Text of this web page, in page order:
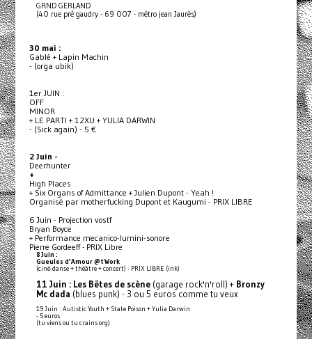
GRND GERLAND
(40 rue pré gaudry - 69 007 - métro jean Jaurès)
30 mai :
Gablé + Lapin Machin
- (orga ubik)
1er JUIN :
OFF
MINOR
+ LE PARTI + 12XU + YULIA DARWIN
- (Sick again) - 5 €
2 Juin -
Deerhunter
+
High Places
+ Six Organs of Admittance + Julien Dupont - Yeah !
Organisé par motherfucking Dupont et Kaugumi - PRIX LIBRE
6 Juin - Projection vostf
Bryan Boyce
+ Performance mecanico-lumini-sonore
Pierre Gordeeff - PRIX Libre
8 Juin :
Gueules d'Amour @t Work
(ciné-danse + théâtre + concert) - PRIX LIBRE (ink)
11 Juin : Les Bëtes de scène(garage rock'n'roll) + Bronzy
Mc dada (blues punk) - 3 ou 5 euros comme tu veux
19 Juin : Autistic Youth + State Poison + Yulia Darwin
- 5 euros
(tu viens ou tu crains org)